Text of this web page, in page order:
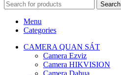
Search
Menu
Categories
CAMERA QUAN SÁT
Camera Ezviz
Camera HIKVISION